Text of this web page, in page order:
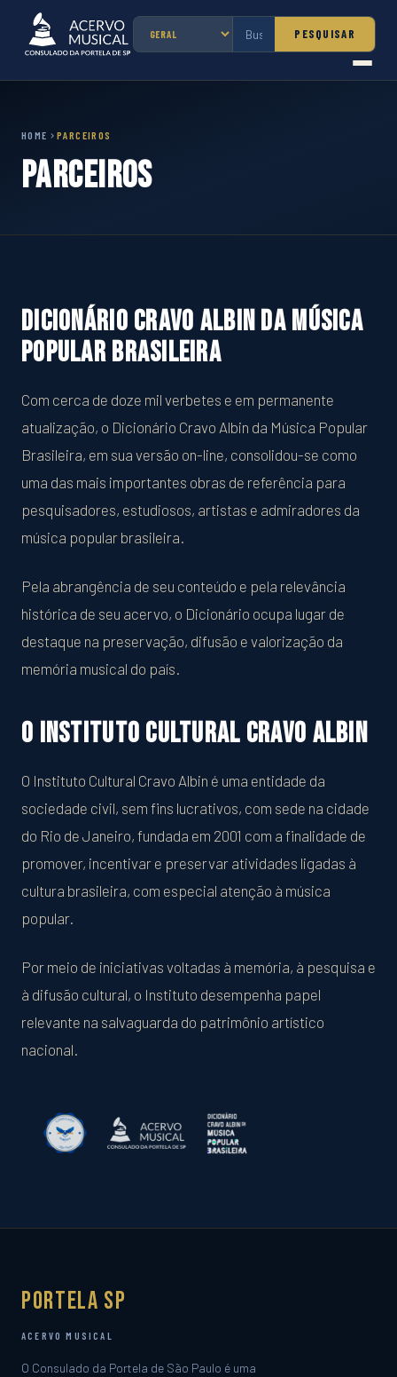
PESQUISAR
HOME PARCEIROS
Parceiros
Dicionário Cravo Albin da Música
Popular Brasileira
Com cerca de doze mil verbetes e em permanente
atualização, o Dicionário Cravo Albin da Música Popular
Brasileira, em sua versão on-line, consolidou-se como
uma das mais importantes obras de referência para
pesquisadores, estudiosos, artistas e admiradores da
música popular brasileira.
Pela abrangência de seu conteúdo e pela relevância
histórica de seu acervo, o Dicionário ocupa lugar de
destaque na preservação, difusão e valorização da
memória musical do país.
O Instituto Cultural Cravo Albin
O Instituto Cultural Cravo Albin é uma entidade da
sociedade civil, sem fins lucrativos, com sede na cidade
do Rio de Janeiro, fundada em 2001 com a finalidade de
promover, incentivar e preservar atividades ligadas à
cultura brasileira, com especial atenção à música
popular.
Por meio de iniciativas voltadas à memória, à pesquisa e
à difusão cultural, o Instituto desempenha papel
relevante na salvaguarda do patrimônio artístico
nacional.
Portela SP
ACERVO MUSICAL
O Consulado da Portela de São Paulo é uma